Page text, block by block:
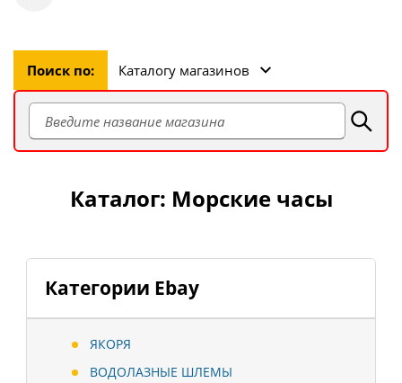
Поиск по: Каталогу магазинов
Категории Ebay
ЯКОРЯ
ВОДОЛАЗНЫЕ ШЛЕМЫ
Каталог: Морские часы